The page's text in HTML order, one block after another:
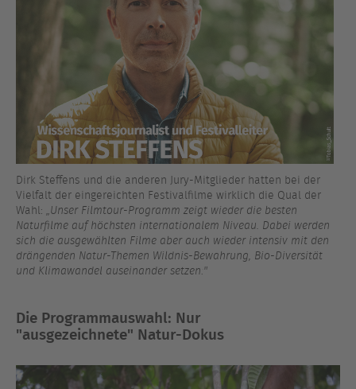
Dirk Steffens und die anderen Jury-Mitglieder hatten bei der
Vielfalt der eingereichten Festivalfilme wirklich die Qual der
Wahl: „Unser Filmtour-Programm zeigt wieder die besten
Naturfilme auf höchsten internationalem Niveau. Dabei werden
sich die ausgewählten Filme aber auch wieder intensiv mit den
drängenden Natur-Themen Wildnis-Bewahrung, Bio-Diversität
und Klimawandel auseinander setzen!"
Die Programmauswahl: Nur
"ausgezeichnete" Natur-Dokus